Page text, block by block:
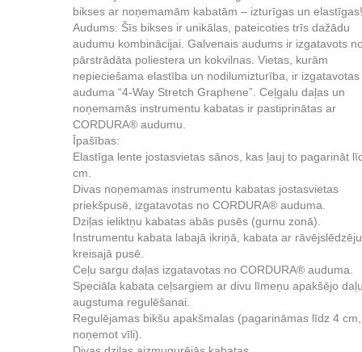
bikses ar noņemamām kabatām – izturīgas un elastīgas!
Audums: Šīs bikses ir unikālas, pateicoties trīs dažādu
audumu kombinācijai. Galvenais audums ir izgatavots
pārstrādāta poliestera un kokvilnas. Vietas, kurām
nepieciešama elastība un nodilumizturība, ir izgatavotas
auduma “4-Way Stretch Graphene”. Ceļgalu daļas un
noņemamās instrumentu kabatas ir pastiprinātas ar
CORDURA® audumu.
Īpašības:
Elastīga lente jostasvietas sānos, kas ļauj to pagarināt
cm.
Divas noņemamas instrumentu kabatas jostasvietas
priekšpusē, izgatavotas no CORDURA® auduma.
Dziļas ieliktņu kabatas abās pusēs (gurnu zonā).
Instrumentu kabata labajā ikriņā, kabata ar rāvējslēdzēju
kreisajā pusē.
Ceļu sargu daļas izgatavotas no CORDURA® auduma.
Speciāla kabata ceļsargiem ar divu līmeņu apakšējo
augstuma regulēšanai.
Regulējamas bikšu apakšmalas (pagarināmas līdz 4 cm,
noņemot vīli).